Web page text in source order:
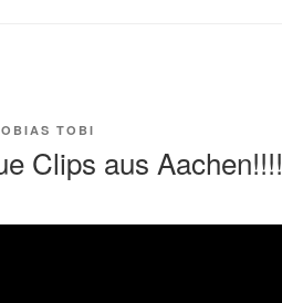
TOBI
Clips aus Aachen!!!!